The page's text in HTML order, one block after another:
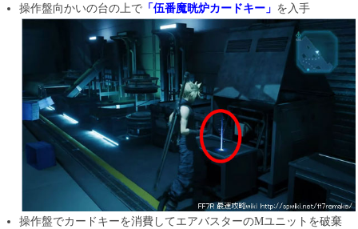
操作盤向かいの台の上で 「伍番魔晄炉カードキー」 を入手
操作盤でカードキーを消費してエアバスターのMユニットを破棄